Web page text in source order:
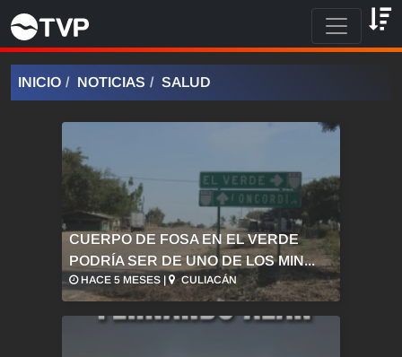
INICIO NOTICIAS SALUD
CUERPO DE FOSA EN EL VERDE
PODRÍA SER DE UNO DE LOS MIN...
HACE 5 MESES | CULIACÁN